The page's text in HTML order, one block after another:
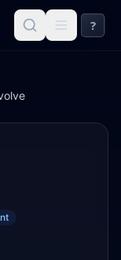
?